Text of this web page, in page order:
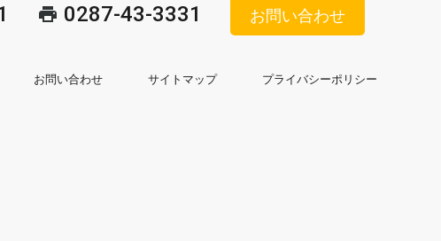
0287-43-3331 お問い合わせ
お問い合わせ サイトマップ プライバシーポリシー